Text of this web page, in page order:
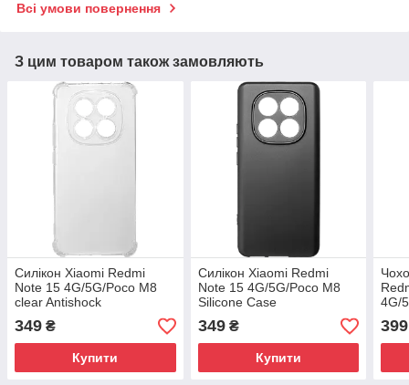
Всі умови повернення
З цим товаром також замовляють
Силікон Xiaomi Redmi
Note 15 4G/5G/Poco M8
clear Antishock
349 ₴
Купити
Силікон Xiaomi Redmi
Note 15 4G/5G/Poco M8
Silicone Case
349₴
Купити
4G/
399